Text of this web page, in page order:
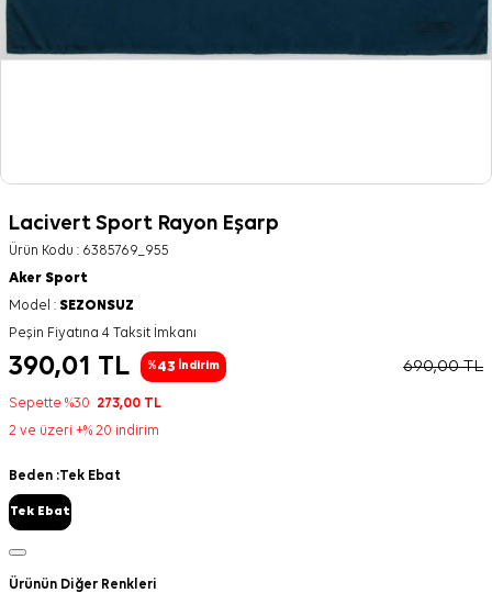
Lacivert Sport Rayon Eşarp
Ürün Kodu : 6385769_955
Aker Sport
Model : SEZONSUZ
Peşin Fiyatına 4 Taksit İmkanı
390,01 TL %43 İndirim 690,00TL
Sepette %30 273,00 TL
2 ve üzeri +% 20 indirim
Beden :Tek Ebat
Tek Ebat
Ürünün Diğer Renkleri